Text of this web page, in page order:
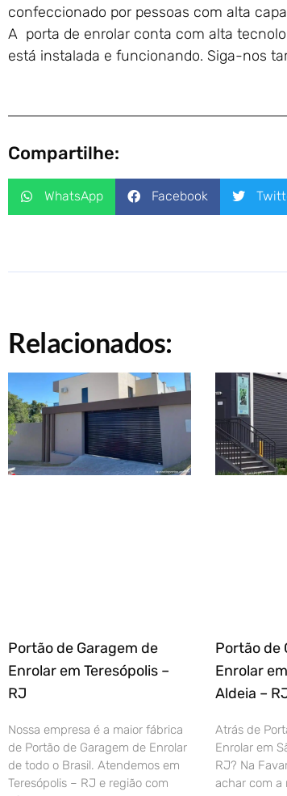
confeccionado por pessoas com alta
A porta de enrolar conta com alta
está instalada e funcionando. Siga-nos
Compartilhe:
WhatsApp Facebook
Relacionados:
Portão de Garagem de
Enrolar em Teresópolis –
RJ
Nossa empresa é a maior fábrica
de Portão de Garagem de Enrolar
de todo o Brasil. Atendemos em
Teresópolis – RJ e região com
Portão de
Enrolar
Aldeia –
Atrás de
Enrolar em
RJ? Na
achar com a